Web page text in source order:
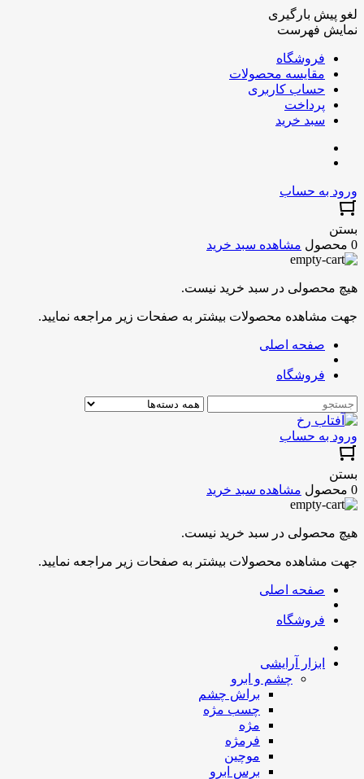
لغو پیش بارگیری
نمایش فهرست
فروشگاه
مقایسه محصولات
حساب کاربری
پرداخت
سبد خرید
ورود به حساب
بستن
0 محصول
مشاهده سبد خرید
هیچ محصولی در سبد خرید نیست.
جهت مشاهده محصولات بیشتر به صفحات زیر مراجعه نمایید.
صفحه اصلی
فروشگاه
ورود به حساب
بستن
0 محصول
مشاهده سبد خرید
هیچ محصولی در سبد خرید نیست.
جهت مشاهده محصولات بیشتر به صفحات زیر مراجعه نمایید.
صفحه اصلی
فروشگاه
ابزار آرایشی
چشم و ابرو
براش چشم
چسب مژه
مژه
فرمژه
موچین
برس ابرو